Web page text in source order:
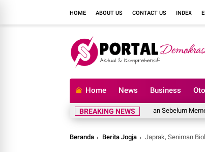
HOME ABOUT US CONTACT US INDEX
Home News Business
BREAKING NEWS
Hal yang Harus Dipertimbangkan Sebelum Memesan
Beranda Berita Jogja Japrak, Seniman